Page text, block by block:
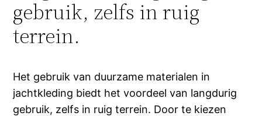
gebruik, zelfs in ruig
terrein.
Het gebruik van duurzame materialen in
jachtkleding biedt het voordeel van langdurig
gebruik, zelfs in ruig terrein. Door te kiezen